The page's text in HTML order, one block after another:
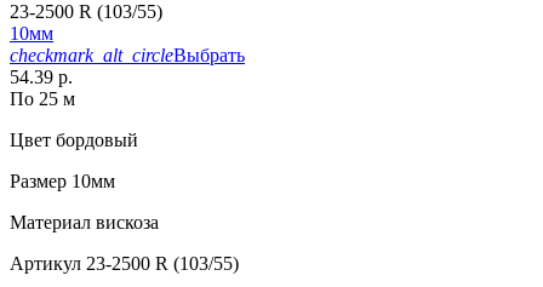
23-2500 R (103/55)
10мм
checkmark_alt_circleВыбрать
54.39 р.
По 25 м
Цвет бордовый
Размер 10мм
Материал вискоза
Артикул 23-2500 R (103/55)